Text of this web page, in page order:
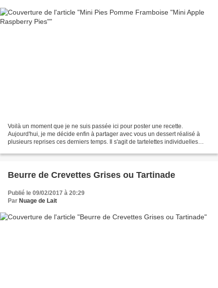
Voilà un moment que je ne suis passée ici pour poster une recette.
Aujourd'hui, je me décide enfin à partager avec vous un dessert réalisé à
plusieurs reprises ces derniers temps. Il s'agit de tartelettes individuelles
Beurre de Crevettes Grises ou Tartinade
Publié le 09/02/2017 à 20:29
Par Nuage de Lait